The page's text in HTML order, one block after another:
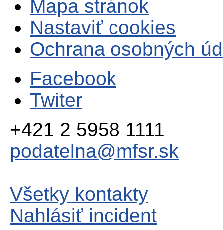
Mapa stránok
Nastaviť cookies
Ochrana osobných
Facebook
Twiter
+421 2 5958 1111
podatelna@mfsr.sk
Všetky kontakty
Nahlásiť incident